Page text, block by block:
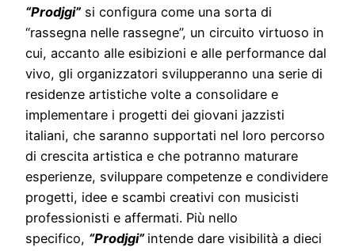
“Prodjgi” si configura come una sorta di
“rassegna nelle rassegne”, un circuito virtuoso in
cui, accanto alle esibizioni e alle performance dal
vivo, gli organizzatori svilupperanno una serie di
residenze artistiche volte a consolidare e
implementare i progetti dei giovani jazzisti
italiani, che saranno supportati nel loro percorso
di crescita artistica e che potranno maturare
esperienze, sviluppare competenze e condividere
progetti, idee e scambi creativi con musicisti
professionisti e affermati. Più nello
specifico, “Prodjgi” intende dare visibilità a dieci